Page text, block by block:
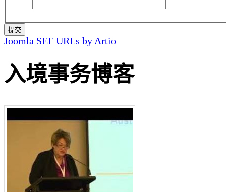
提交
Joomla SEF URLs by Artio
入境事务博客